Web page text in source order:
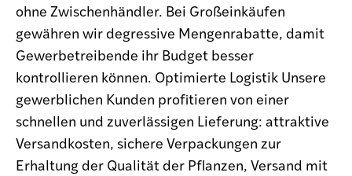
ohne Zwischenhändler. Bei Großeinkäufen
gewähren wir degressive Mengenrabatte, damit
Gewerbetreibende ihr Budget besser
kontrollieren können. Optimierte Logistik Unsere
gewerblichen Kunden profitieren von einer
schnellen und zuverlässigen Lieferung: attraktive
Versandkosten, sichere Verpackungen zur
Erhaltung der Qualität der Pflanzen, Versand mit